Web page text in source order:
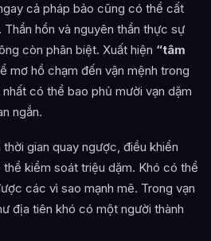
cả pháp bảo cũng có thể cất
hồn và nguyên thần thực sự
còn phân biệt. Xuất hiện “tâm
mơ hồ chạm đến vận mệnh trong
có thể bao phủ mười vạn dặm
ngắn.
gian quay ngược, điều khiển
thể kiểm soát triệu dặm. Khó có thể
các vì sao mạnh mẽ. Trong vạn
địa tiên khó có một người thành